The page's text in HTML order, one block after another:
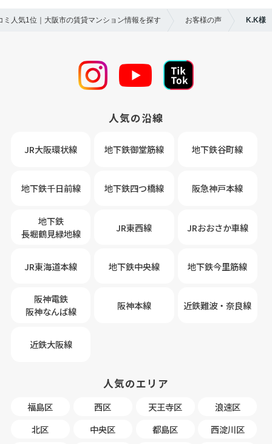
ミ人気1位｜大阪市の賃貸マンション情報を探す お客様の声 K.K様
人気の沿線
JR大阪環状線 地下鉄御堂筋線 地下鉄谷町線
地下鉄千日前線 地下鉄四つ橋線 阪急神戸本線
地下鉄
長堀鶴見緑地線
JR東西線 JRおおさか車線
JR東海道本線 地下鉄中央線 地下鉄今里筋線
阪神電鉄
阪神なんば線
阪神本線 近鉄難波・奈良線
近鉄大阪線
人気のエリア
福島区 西区 天王寺区
浪速区
北区
中央区 都島区
西淀川区